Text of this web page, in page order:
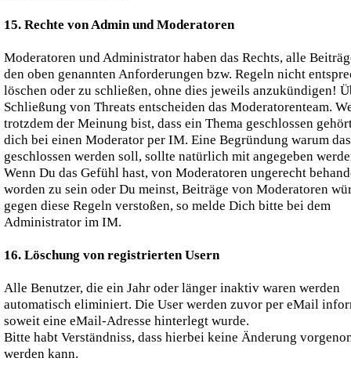
15. Rechte von Admin und Moderatoren
Moderatoren und Administrator haben das Rechts, alle
den oben genannten Anforderungen bzw. Regeln nicht
löschen oder zu schließen, ohne dies jeweils anzukündigen!
Schließung von Threats entscheiden das Moderatorenteam.
trotzdem der Meinung bist, dass ein Thema geschlossen
dich bei einen Moderator per IM. Eine Begründung warum
geschlossen werden soll, sollte natürlich mit angegeben
Wenn Du das Gefühl hast, von Moderatoren ungerecht
worden zu sein oder Du meinst, Beiträge von Moderatoren
gegen diese Regeln verstoßen, so melde Dich bitte bei dem
Administrator im IM.
16. Löschung von registrierten Usern
Alle Benutzer, die ein Jahr oder länger inaktiv waren werden
automatisch eliminiert. Die User werden zuvor per eMail
soweit eine eMail-Adresse hinterlegt wurde.
Bitte habt Verständniss, dass hierbei keine Änderung
werden kann.